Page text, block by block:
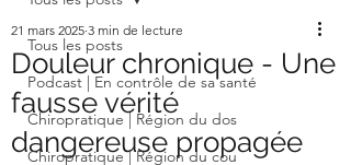
Tous les posts
Podcast | En contrôle de sa santé
Chiropratique | Région du dos
Chiropratique | Région du cou
Douleur chronique - Une
fausse vérité
dangereuse propagée
21 mars 2025 3 min de lecture